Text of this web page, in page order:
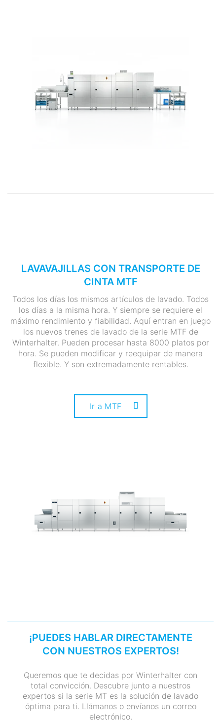
LAVAVAJILLAS CON TRANSPORTE DE
CINTA MTF
Todos los días los mismos artículos de lavado. Todos
los días a la misma hora. Y siempre se requiere el
máximo rendimiento y fiabilidad. Aquí entran en juego
los nuevos trenes de lavado de la serie MTF de
Winterhalter. Pueden procesar hasta 8000 platos por
hora. Se pueden modificar y reequipar de manera
flexible. Y son extremadamente rentables.
Ir a MTF
¡PUEDES HABLAR DIRECTAMENTE
CON NUESTROS EXPERTOS!
Queremos que te decidas por Winterhalter con
total convicción. Descubre junto a nuestros
expertos si la serie MT es la solución de lavado
óptima para ti. Llámanos o envíanos un correo
electrónico.